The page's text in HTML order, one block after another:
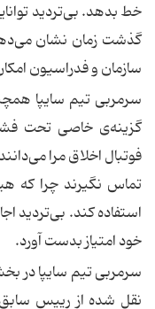
خط بدهد. بی‌تردید
گذشت زمان نشان
سازمان و فدراسیون
سرمربی تیم سایپا
گزینه‌ی خاصی تحت
فوتبال اخلاق مرا
تماس نگیرند چرا كه
استفاده كند. بی‌تردید
خود امتیاز بدست آورد.
سرمربی تیم سایپا در
نقل شده از رییس